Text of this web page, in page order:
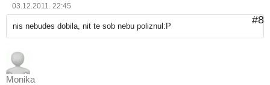
03.12.2011. 22:45
#8
nis nebudes dobila, nit te sob nebu poliznul:P
Monika